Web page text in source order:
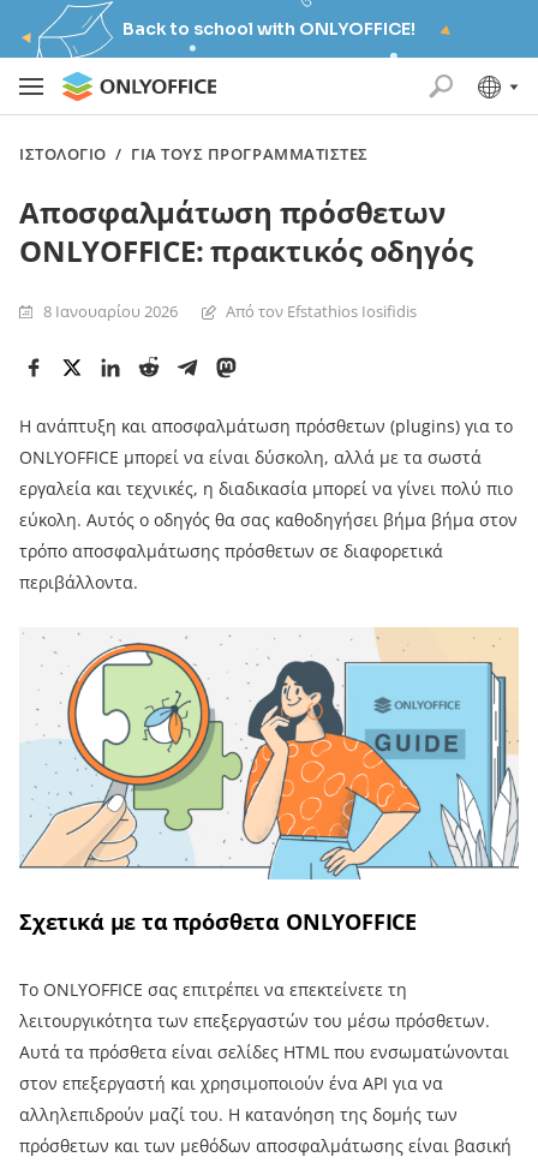
Back to school with ONLYOFFICE!
ΙΣΤΟΛΌΓΙΟ / ΓΙΑ ΤΟΥΣ ΠΡΟΓΡΑΜΜΑΤΙΣΤΈΣ
Αποσφαλμάτωση πρόσθετων
ONLYOFFICE: πρακτικός οδηγός
8 Ιανουαρίου 2026 Από τον Efstathios Iosifidis
Η ανάπτυξη και αποσφαλμάτωση πρόσθετων (plugins) για το
ONLYOFFICE μπορεί να είναι δύσκολη, αλλά με τα σωστά
εργαλεία και τεχνικές, η διαδικασία μπορεί να γίνει πολύ πιο
εύκολη. Αυτός ο οδηγός θα σας καθοδηγήσει βήμα βήμα στον
τρόπο αποσφαλμάτωσης πρόσθετων σε διαφορετικά
περιβάλλοντα.
Σχετικά με τα πρόσθετα ONLYOFFICE
Το ONLYOFFICE σας επιτρέπει να επεκτείνετε τη
λειτουργικότητα των επεξεργαστών του μέσω πρόσθετων.
Αυτά τα πρόσθετα είναι σελίδες HTML που ενσωματώνονται
στον επεξεργαστή και χρησιμοποιούν ένα API για να
αλληλεπιδρούν μαζί του. Η κατανόηση της δομής των
πρόσθετων και των μεθόδων αποσφαλμάτωσης είναι βασική